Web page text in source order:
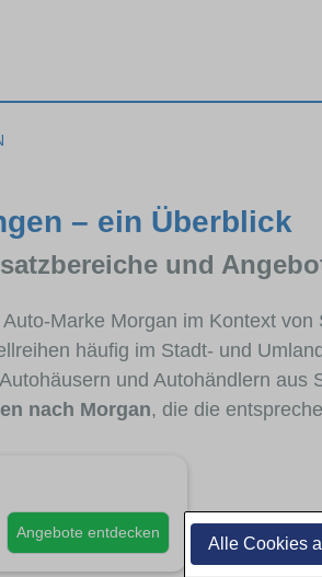
Alle Cookies
– ein Überblick
und
Marke Morgan im Kontext
häufig im Stadt- und
und Autohändlern aus
nach Morgan, die die
Angebote entdecken